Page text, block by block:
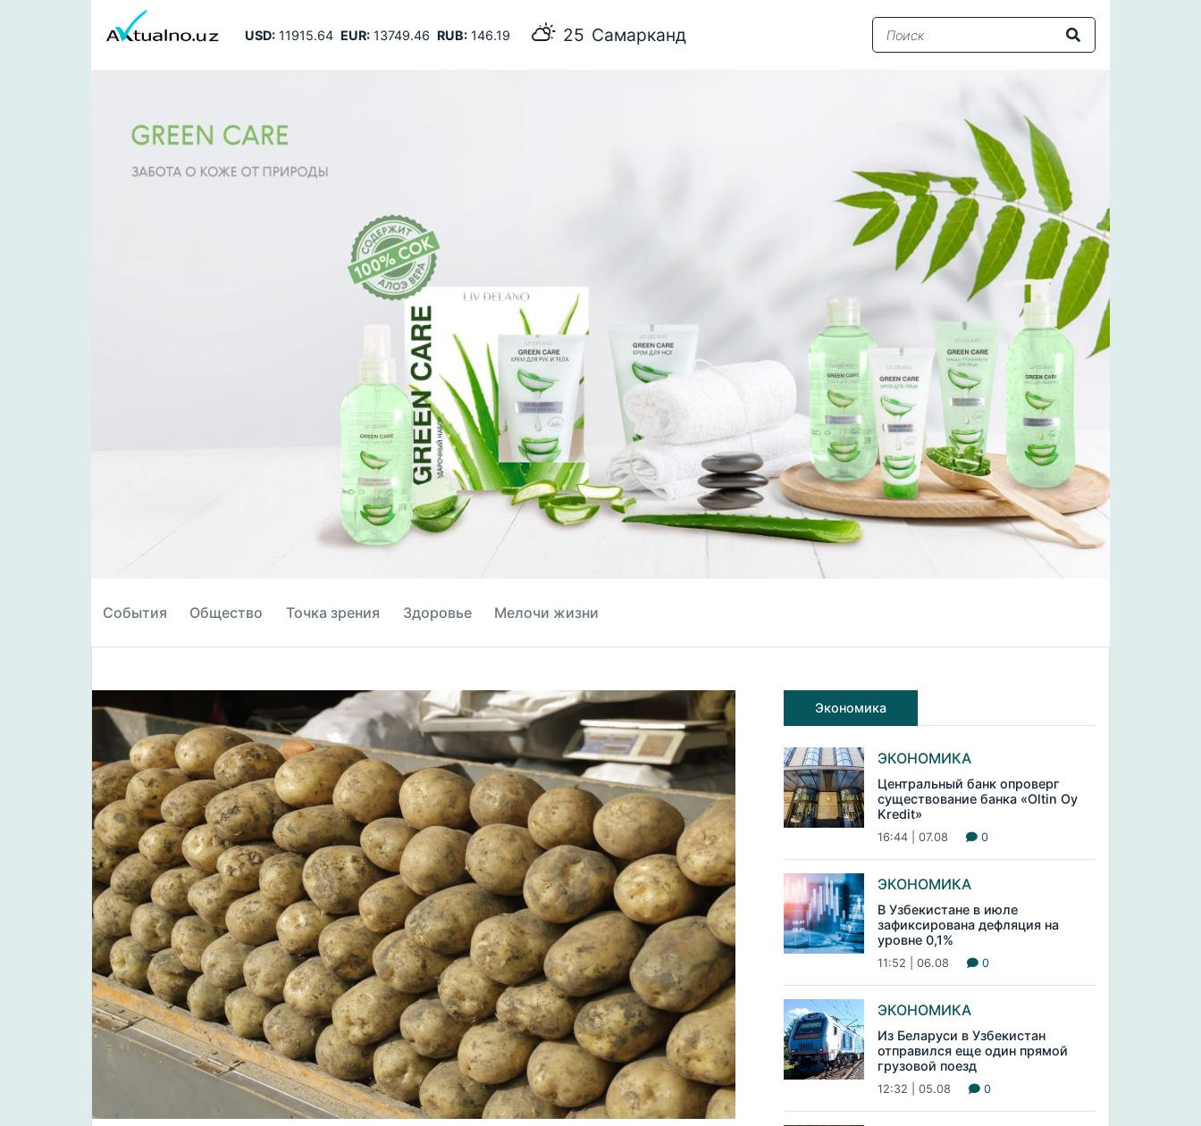
USD:11915.64 EUR:13749.46 RUB:146.19 25 Самарканд
События Общество Точка зрения Здоровье Мелочи жизни
Экономика
ЭКОНОМИКА
Центральный банк опроверг
существование банка «Oltin Oy
Kredit»
16:44 | 07.08 0
ЭКОНОМИКА
В Узбекистане в июле
зафиксирована дефляция на
уровне 0,1%
11:52 | 06.08 0
ЭКОНОМИКА
Из Беларуси в Узбекистан
отправился еще один прямой
грузовой поезд
12:32 | 05.08 0